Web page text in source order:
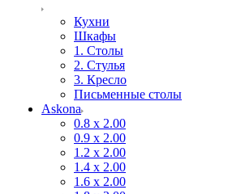
Кухни
Шкафы
1. Столы
2. Стулья
3. Кресло
Письменные столы
Askona
0.8 х 2.00
0.9 х 2.00
1.2 х 2.00
1.4 х 2.00
1.6 х 2.00